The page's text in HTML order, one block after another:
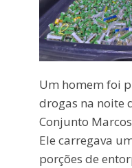
Um homem foi
drogas na noite
Conjunto
Ele carregava
porções de